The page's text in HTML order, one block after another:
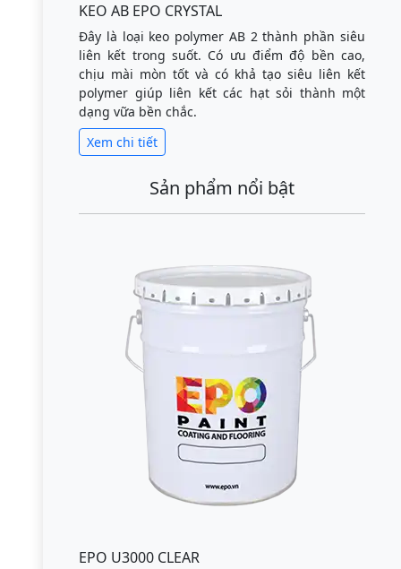
KEO AB EPO CRYSTAL
Đây là loại keo polymer AB 2 thành phần siêu
liên kết trong suốt. Có ưu điểm độ bền cao,
chịu mài mòn tốt và có khả tạo siêu liên kết
polymer giúp liên kết các hạt sỏi thành một
dạng vữa bền chắc.
Xem chi tiết
Sản phẩm nổi bật
EPO U3000 CLEAR